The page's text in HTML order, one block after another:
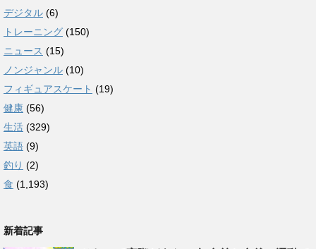
デジタル (6)
トレーニング (150)
ニュース (15)
ノンジャンル (10)
フィギュアスケート (19)
健康 (56)
生活 (329)
英語 (9)
釣り (2)
食 (1,193)
新着記事